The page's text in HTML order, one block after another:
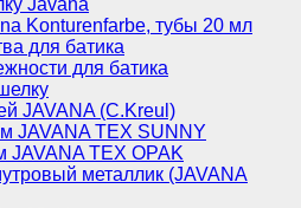
Javana
Konturenfarbe, тубы 20 мл
для батика
для батика
JAVANA (C.Kreul)
JAVANA TEX SUNNY
JAVANA TEX OPAK
металлик (JAVANA